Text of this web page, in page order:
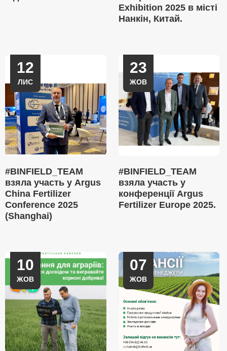
Exhibition 2025 в місті
Нанкін, Китай.
12
ЛИС
#BINFIELD_TEAM
взяла участь у Argus
China Fertilizer
Conference 2025
(Shanghai)
23
ЖОВ
#BINFIELD_TEAM
взяла участь у
конференції Argus
Fertilizer Europe 2025.
10
ЖОВ
07
ЖОВ